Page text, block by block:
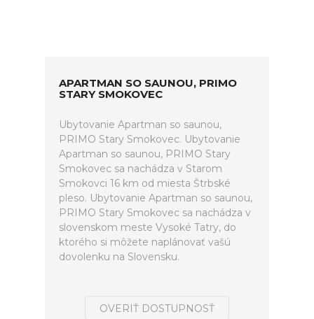
APARTMAN SO SAUNOU, PRIMO
STARY SMOKOVEC
Ubytovanie Apartman so saunou,
PRIMO Stary Smokovec. Ubytovanie
Apartman so saunou, PRIMO Stary
Smokovec sa nachádza v Starom
Smokovci 16 km od miesta Štrbské
pleso. Ubytovanie Apartman so saunou,
PRIMO Stary Smokovec sa nachádza v
slovenskom meste Vysoké Tatry, do
ktorého si môžete naplánovať vašú
dovolenku na Slovensku.
OVERIŤ DOSTUPNOSŤ